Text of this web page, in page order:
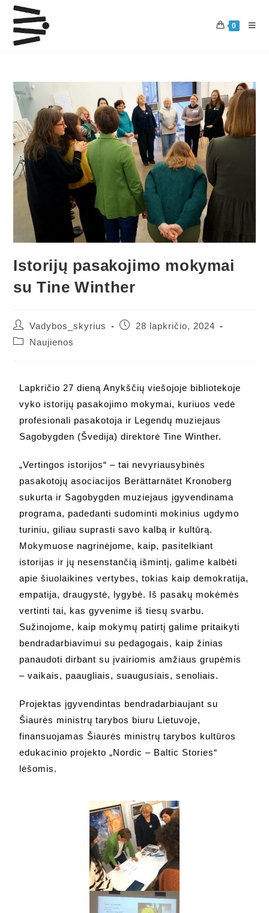
0
Istorijų pasakojimo mokymai
su Tine Winther
Vadybos_skyrius
28 lapkričio, 2024
Naujienos
Lapkričio 27 dieną Anykščių viešojoje bibliotekoje
vyko istorijų pasakojimo mokymai, kuriuos vedė
profesionali pasakotoja ir Legendų muziejaus
Sagobygden (Švedija) direktorė Tine Winther.
„Vertingos istorijos“ – tai nevyriausybinės
pasakotojų asociacijos Berättarnätet Kronoberg
sukurta ir Sagobygden muziejaus įgyvendinama
programa, padedanti sudominti mokinius ugdymo
turiniu, giliau suprasti savo kalbą ir kultūrą.
Mokymuose nagrinėjome, kaip, pasitelkiant
istorijas ir jų nesenstančią išmintį, galime kalbėti
apie šiuolaikines vertybes, tokias kaip demokratija,
empatija, draugystė, lygybė. Iš pasakų mokėmės
vertinti tai, kas gyvenime iš tiesų svarbu.
Sužinojome, kaip mokymų patirtį galime pritaikyti
bendradarbiavimui su pedagogais, kaip žinias
panaudoti dirbant su įvairiomis amžiaus grupėmis
– vaikais, paaugliais, suaugusiais, senoliais.
Projektas įgyvendintas bendradarbiaujant su
Šiaurės ministrų tarybos biuru Lietuvoje,
finansuojamas Šiaurės ministrų tarybos kultūros
edukacinio projekto „Nordic – Baltic Stories“
lėšomis.